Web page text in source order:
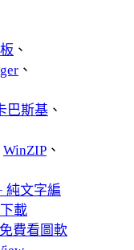
、
、
巴斯基 、
WinZIP 、
純文字編
載
費看圖軟